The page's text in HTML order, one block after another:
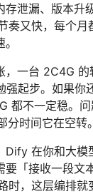
存泄漏、版本升
又快，每个月
，一台 2C4G 的
起步。如果你
都不一定稳。
时间它在空转。
Dify 在你和大模
要「接收一段文
时，这层编排就